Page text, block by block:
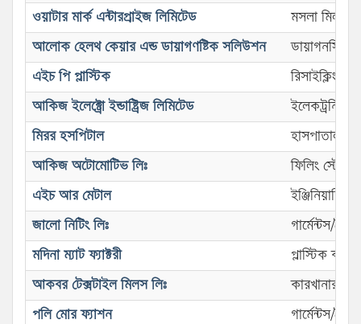
ওয়াটার মার্ক এন্টারপ্রাইজ লিমিটেড
মসলা মিল
আলোক হেলথ কেয়ার এন্ড ডায়াগণষ্টিক সলিউশন
ডায়াগনস্টিক
এইচ পি প্লাস্টিক
রিসাইক্লিং
আকিজ ইলেক্ট্রো ইন্ডাষ্ট্রিজ লিমিটেড
ইলেকট্রনিক্স
মিরর হসপিটাল
হাসপাতাল
আকিজ অটোমোটিভ লিঃ
ফিলিং
এইচ আর মেটাল
ইঞ্জিনিয়ারিং
জালো নিটিং লিঃ
গার্মেন্টস/
মদিনা ম্যাট ফ্যাক্টরী
প্লাস্টিক
আকবর টেক্সটাইল মিলস লিঃ
কারখানার
পলি মোর ফ্যাশন
গার্মেন্টস/